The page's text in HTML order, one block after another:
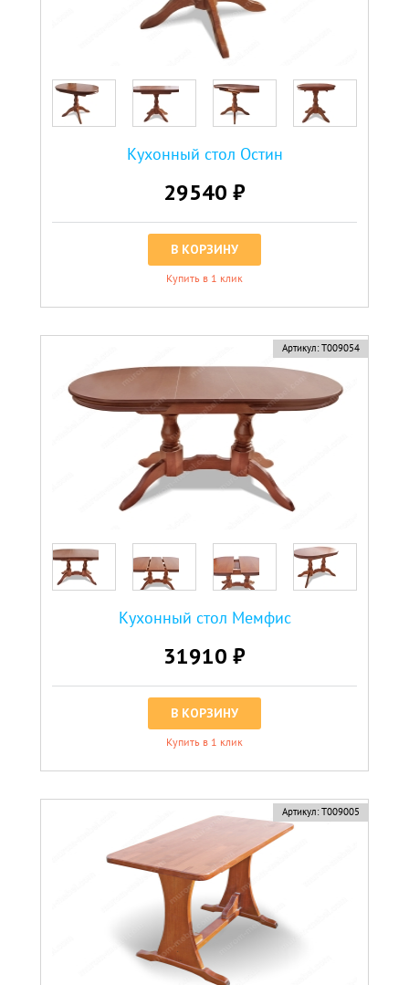
Кухонный стол Остин
29540 ₽
В КОРЗИНУ
Купить в 1 клик
Артикул: Т009054
Кухонный стол Мемфис
31910 ₽
В КОРЗИНУ
Купить в 1 клик
Артикул: Т009005